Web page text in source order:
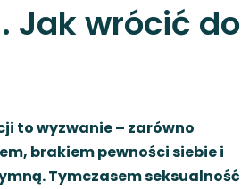
Jak wrócić do
to wyzwanie – zarówno
brakiem pewności siebie i
Tymczasem seksualność